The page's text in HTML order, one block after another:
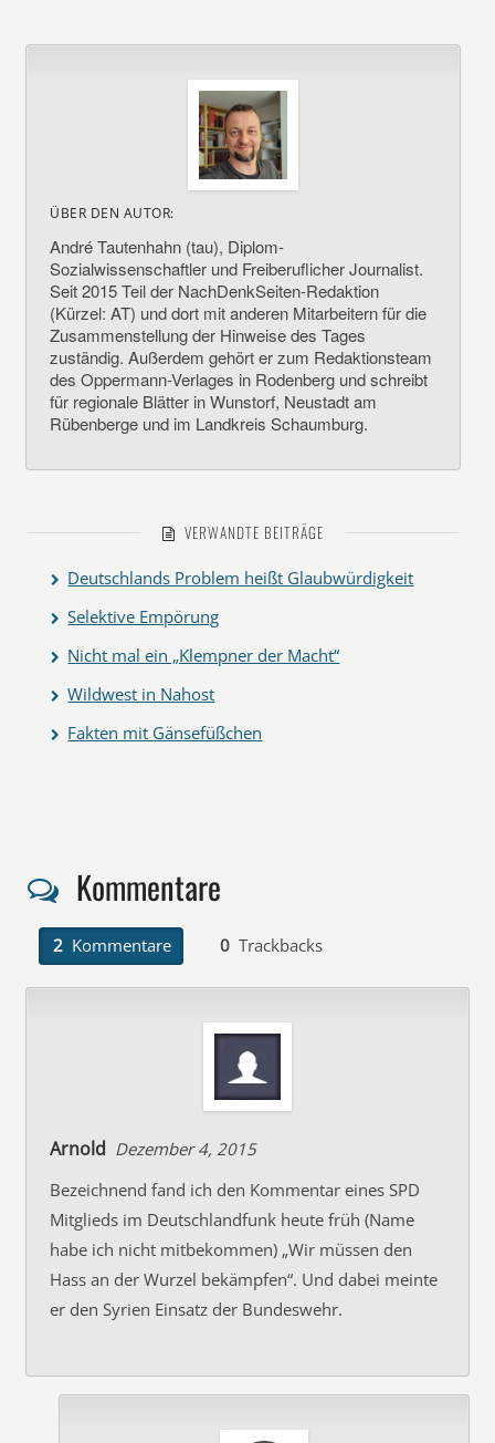
ÜBER DEN AUTOR:
André Tautenhahn (tau), Diplom-
Sozialwissenschaftler und Freiberuflicher Journalist.
Seit 2015 Teil der NachDenkSeiten-Redaktion
(Kürzel: AT) und dort mit anderen Mitarbeitern für die
Zusammenstellung der Hinweise des Tages
zuständig. Außerdem gehört er zum Redaktionsteam
des Oppermann-Verlages in Rodenberg und schreibt
für regionale Blätter in Wunstorf, Neustadt am
Rübenberge und im Landkreis Schaumburg.
VERWANDTE BEITRÄGE
Deutschlands Problem heißt Glaubwürdigkeit
Selektive Empörung
Nicht mal ein „Klempner der Macht“
Wildwest in Nahost
Fakten mit Gänsefüßchen
Kommentare
2 Kommentare 0 Trackbacks
Arnold Dezember 4, 2015
Bezeichnend fand ich den Kommentar eines SPD
Mitglieds im Deutschlandfunk heute früh (Name
habe ich nicht mitbekommen) „Wir müssen den
Hass an der Wurzel bekämpfen“. Und dabei meinte
er den Syrien Einsatz der Bundeswehr.